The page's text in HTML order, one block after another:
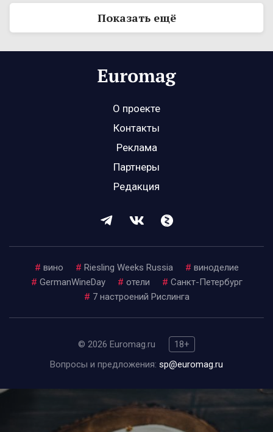
Показать ещё
О проекте
Контакты
Реклама
Партнеры
Редакция
# вино # Riesling Weeks Russia # виноделие
# GermanWineDay # отели # Санкт-Петербург
# 7 настроений Рислинга
© 2026 Euromag.ru
18+
Вопросы и предложения: sp@euromag.ru